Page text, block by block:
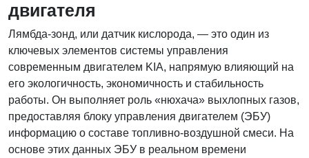
двигателя
Лямбда-зонд, или датчик кислорода, — это один из
ключевых элементов системы управления
современным двигателем KIA, напрямую влияющий на
его экологичность, экономичность и стабильность
работы. Он выполняет роль «нюхача» выхлопных газов,
предоставляя блоку управления двигателем (ЭБУ)
информацию о составе топливно-воздушной смеси. На
основе этих данных ЭБУ в реальном времени